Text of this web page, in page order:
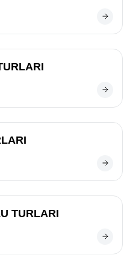
TURLARI